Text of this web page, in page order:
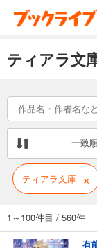
ティアラ文
一致
ティアラ文庫 ×
1～100件目 / 560件
有